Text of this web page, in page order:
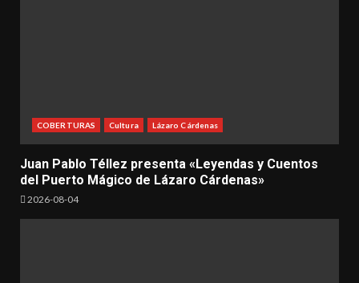
COBERTURAS Cultura Lázaro Cárdenas
Juan Pablo Téllez presenta «Leyendas y Cuentos
del Puerto Mágico de Lázaro Cárdenas»
2026-08-04